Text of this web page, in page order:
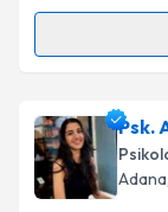
Psk. Dan.
oluşturun.
takvim
Psk.
Adana,